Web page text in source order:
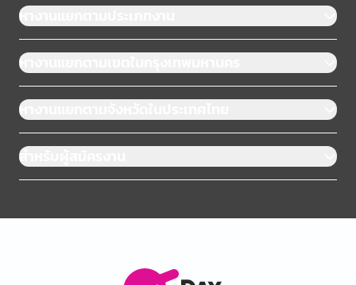
หางานแยกตามประเภทงาน
หางานแยกตามเขตในกรุงเทพมหานคร
หางานแยกตามจังหวัดในประเทศไทย
สำหรับผู้สมัครงาน